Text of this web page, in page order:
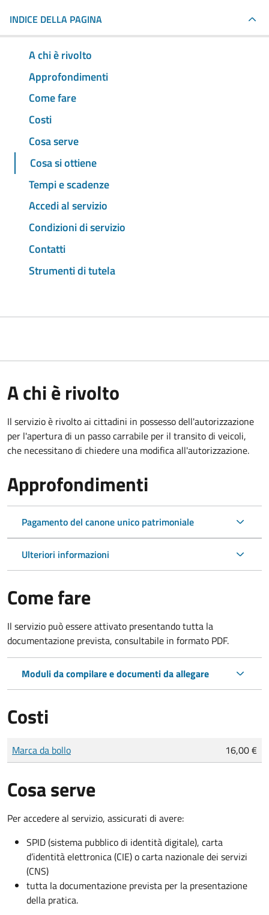
INDICE DELLA PAGINA
A chi è rivolto
Approfondimenti
Come fare
Costi
Cosa serve
Cosa si ottiene
Tempi e scadenze
Accedi al servizio
Condizioni di servizio
Contatti
Strumenti di tutela
A chi è rivolto
Il servizio è rivolto ai cittadini in possesso dell'autorizzazione
per l'apertura di un passo carrabile per il transito di veicoli,
che necessitano di chiedere una modifica all'autorizzazione.
Approfondimenti
Pagamento del canone unico patrimoniale
Ulteriori informazioni
Come fare
Il servizio può essere attivato presentando tutta la
documentazione prevista, consultabile in formato PDF.
Moduli da compilare e documenti da allegare
Costi
Tipo di pagamento
Importo
Marca da bollo 16,00 €
Cosa serve
Per accedere al servizio, assicurati di avere:
SPID (sistema pubblico di identità digitale), carta
d’identità elettronica (CIE) o carta nazionale dei servizi
(CNS)
tutta la documentazione prevista per la presentazione
della pratica.